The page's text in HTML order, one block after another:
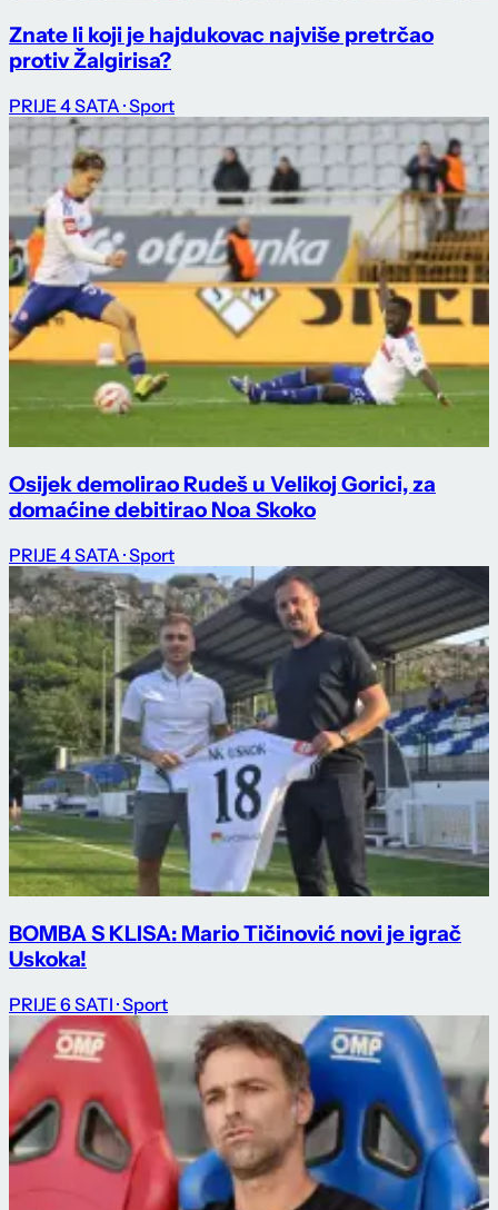
Znate li koji je hajdukovac najviše pretrčao
protiv Žalgirisa?
PRIJE 4 SATA · Sport
Osijek demolirao Rudeš u Velikoj Gorici, za
domaćine debitirao Noa Skoko
PRIJE 4 SATA · Sport
BOMBA S KLISA: Mario Tičinović novi je igrač
Uskoka!
PRIJE 6 SATI · Sport